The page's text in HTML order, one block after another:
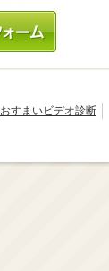
おすまいビデオ診断